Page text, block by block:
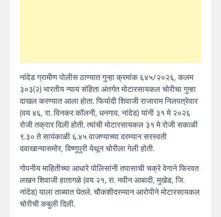
नांदेड ग्रामीण पोलीस ठाण्यात गुन्हा क्रमांक ६४५/२०२६, कलम
३०३(२) भारतीय न्याय संहिता अंतर्गत मोटारसायकल चोरीचा गुन्हा
दाखल करण्यात आला होता. फिर्यादी शिवाजी राजाराम निलपत्रेवार
(वय ४६, रा. विनकर कॉलनी, धनगाव, नांदेड) यांनी ३१ मे २०२६
रोजी तक्रार दिली होती. त्यांची मोटारसायकल ३१ मे रोजी सकाळी
९.३० ते सायंकाळी ६.४५ वाजण्याच्या दरम्यान सरस्वती
दवाखान्यासमोर, विष्णुपुरी येथून चोरीला गेली होती.
गोपनीय माहितीच्या आधारे पोलिसांनी तपासाची चक्रे वेगाने फिरवत
लखन शिवाजी हातागळे (वय २१, रा. नवीन आबादी, मुखेड, जि.
नांदेड) याला ताब्यात घेतले. चौकशीदरम्यान आरोपीने मोटारसायकल
चोरीची कबुली दिली.